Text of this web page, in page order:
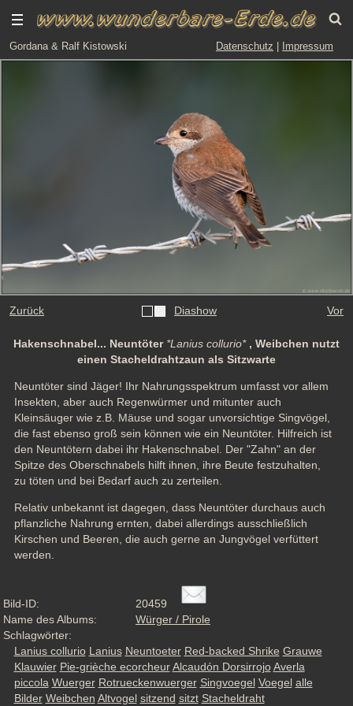
Gordana & Ralf Kistowski Datenschutz Impressum
Zurück Diashow Vor
Hakenschnabel... Neuntöter *Lanius collurio*, Weibchen nutzt
einen Stacheldrahtzaun als Sitzwarte
Neuntöter sind Jäger! Ihr Nahrungsspektrum umfasst vor allem
Insekten, aber auch Regenwürmer und mitunter auch
Kleinsäuger wie z.B. Mäuse und sogar unvorsichtige Singvögel,
die fast ebenso groß sein können wie ein Neuntöter. Hilfreich ist
den Neuntötern dabei ihr Hakenschnabel. Der "Zahn" an der
Spitze des Oberschnabels hilft ihnen, ihre Beute festzuhalten,
zu töten und bei Bedarf auch zu zerteilen.
Relativ unbekannt ist dagegen, dass Neuntöter durchaus auch
pflanzliche Nahrung ernten, dabei allerdings ausschließlich
Kirschen und Beeren, die auch gerne an Jungvögel verfüttert
werden.
Bild-ID:
20459
Name des Albums:
Würger / Pirole
Schlagwörter:
Lanius collurio Lanius Neuntoeter Red-backed Shrike Grauwe
Klauwier Pie-grièche ecorcheur Alcaudón Dorsirrojo Averla
piccola Wuerger Rotrueckenwuerger Singvoegel Voegel alle
Bilder Weibchen Altvogel sitzend sitzt Stacheldraht